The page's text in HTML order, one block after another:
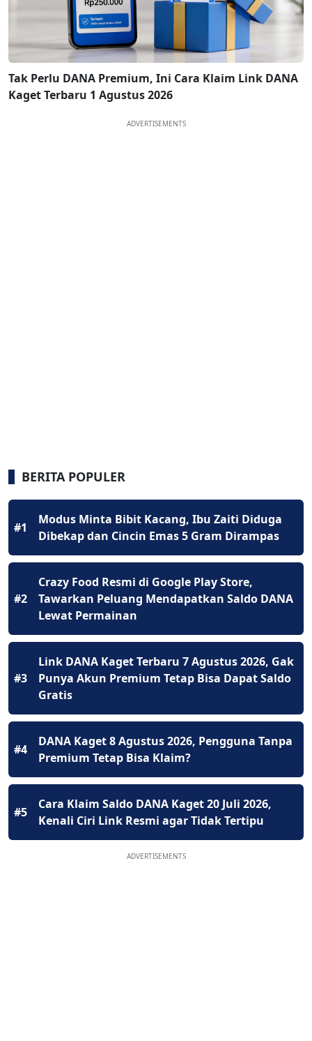
Tak Perlu DANA Premium, Ini Cara Klaim Link DANA
Kaget Terbaru 1 Agustus 2026
ADVERTISEMENTS
BERITA POPULER
#1
Modus Minta Bibit Kacang, Ibu Zaiti Diduga
Dibekap dan Cincin Emas 5 Gram Dirampas
#2
Crazy Food Resmi di Google Play Store,
Tawarkan Peluang Mendapatkan Saldo DANA
Lewat Permainan
#3
Link DANA Kaget Terbaru 7 Agustus 2026, Gak
Punya Akun Premium Tetap Bisa Dapat Saldo
Gratis
#4
DANA Kaget 8 Agustus 2026, Pengguna Tanpa
Premium Tetap Bisa Klaim?
#5
Cara Klaim Saldo DANA Kaget 20 Juli 2026,
Kenali Ciri Link Resmi agar Tidak Tertipu
ADVERTISEMENTS